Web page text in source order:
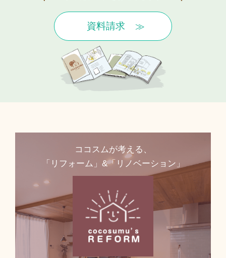
資料請求
ココスムが考える、
「リフォーム」&「リノベーション」